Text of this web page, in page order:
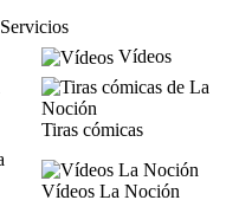
Servicios
Vídeos
Tiras cómicas
Vídeos La Noción